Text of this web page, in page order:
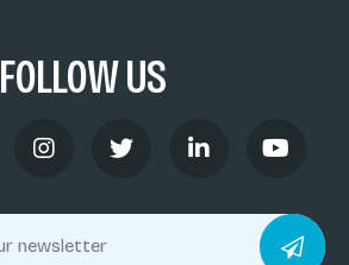
FOLLOW US